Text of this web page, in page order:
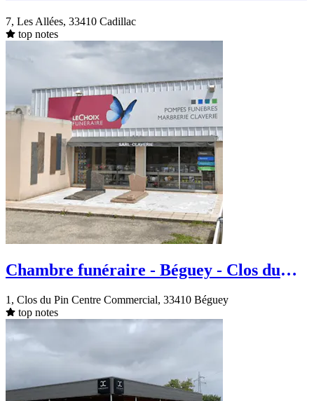
7, Les Allées, 33410 Cadillac
top notes
Chambre funéraire - Béguey - Clos du
1, Clos du Pin Centre Commercial, 33410 Béguey
top notes